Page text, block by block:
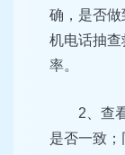
确，是否
机电话抽
率。
2、查
是否一致